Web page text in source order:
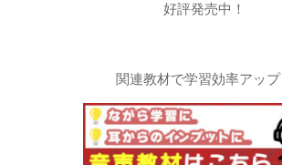
好評発売中！
関連教材で学習効率アップ